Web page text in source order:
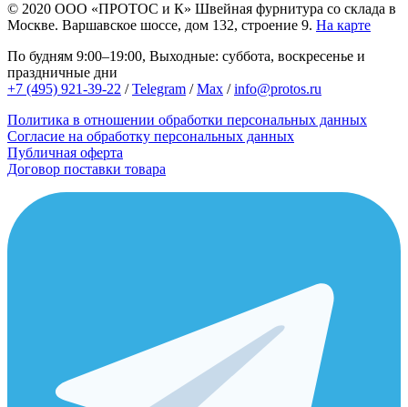
© 2020 ООО «ПРОТОС и К» Швейная фурнитура со склада в
Москве. Варшавское шоссе, дом 132, строение 9. На карте
По будням 9:00–19:00, Выходные: суббота, воскресенье и
праздничные дни
+7 (495) 921-39-22 /Telegram /Max /info@protos.ru
Политика в отношении обработки персональных данных
Согласие на обработку персональных данных
Публичная оферта
Договор поставки товара